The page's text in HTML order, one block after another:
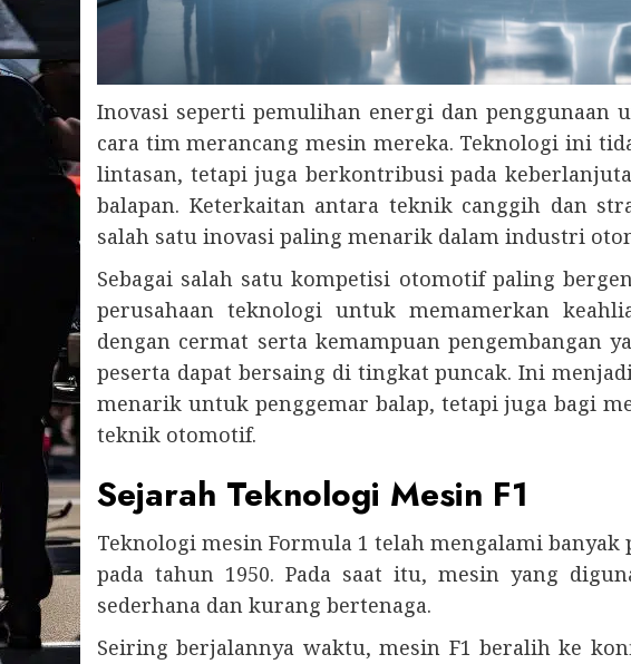
Inovasi seperti pemulihan energi dan penggunaan
cara tim merancang mesin mereka. Teknologi ini
lintasan, tetapi juga berkontribusi pada
balapan. Keterkaitan antara teknik canggih dan
salah satu inovasi paling menarik dalam industri
Sebagai salah satu kompetisi otomotif paling
perusahaan teknologi untuk memamerkan
dengan cermat serta kemampuan pengembangan
peserta dapat bersaing di tingkat puncak. Ini
menarik untuk penggemar balap, tetapi juga bagi
teknik otomotif.
Sejarah Teknologi Mesin F1
Teknologi mesin Formula 1 telah mengalami
pada tahun 1950. Pada saat itu, mesin yang
sederhana dan kurang bertenaga.
Seiring berjalannya waktu, mesin F1 beralih ke